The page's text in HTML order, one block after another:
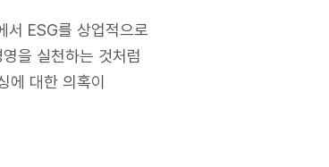
서 ESG를 상업적으로
을 실천하는 것처럼
에 대한 의혹이